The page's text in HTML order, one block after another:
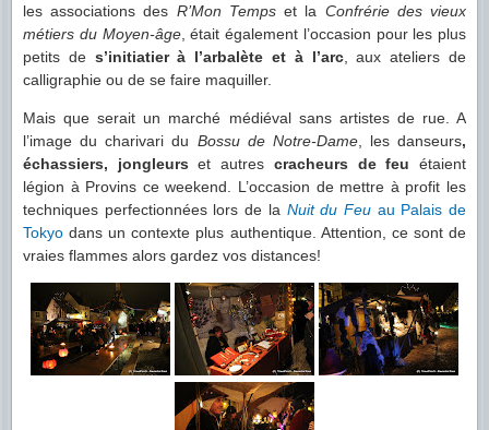
les associations des R’Mon Tempset la Confrérie des vieux
métiers du Moyen-âge, était également l’occasion pour les plus
petits de s’initiatier à l’arbalète et à l’arc, aux ateliers de
calligraphie ou de se faire maquiller.
Mais que serait un marché médiéval sans artistes de rue. A
l’image du charivari du Bossu de Notre-Dame, les danseurs,
échassiers, jongleurs et autres cracheurs de feu étaient
légion à Provins ce weekend. L’occasion de mettre à profit les
techniques perfectionnées lors de la Nuit du Feuau Palais de
Tokyo dans un contexte plus authentique. Attention, ce sont de
vraies flammes alors gardez vos distances!